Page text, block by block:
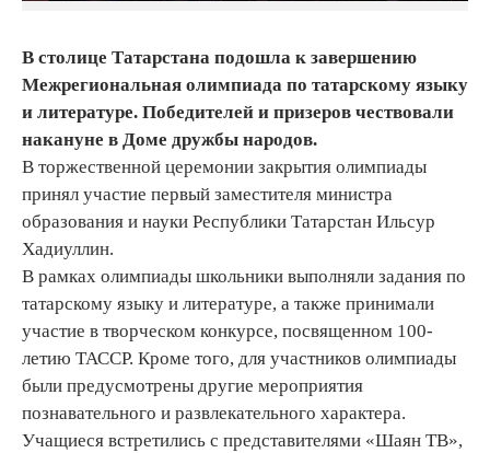
В столице Татарстана подошла к завершению
Межрегиональная олимпиада по татарскому языку
и литературе. Победителей и призеров чествовали
накануне в Доме дружбы народов.
В торжественной церемонии закрытия олимпиады
принял участие первый заместителя министра
образования и науки Республики Татарстан Ильсур
Хадиуллин.
В рамках олимпиады школьники выполняли задания по
татарскому языку и литературе, а также принимали
участие в творческом конкурсе, посвященном 100-
летию ТАССР. Кроме того, для участников олимпиады
были предусмотрены другие мероприятия
познавательного и развлекательного характера.
Учащиеся встретились с представителями «Шаян ТВ»,